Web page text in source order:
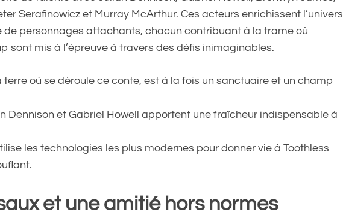
Serafinowicz et Murray McArthur. Ces acteurs enrichissent l’univers
de personnages attachants, chacun contribuant à la trame où
sont mis à l’épreuve à travers des défis inimaginables.
terre où se déroule ce conte, est à la fois un sanctuaire et un champ
Dennison et Gabriel Howell apportent une fraîcheur indispensable à
les technologies les plus modernes pour donner vie à Toothless
et une amitié hors normes